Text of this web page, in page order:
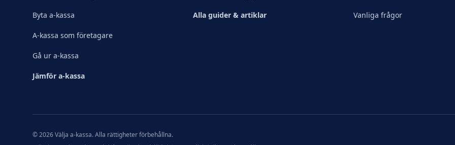
Byta a-kassa
A-kassa som företagare
Gå ur a-kassa
Jämför a-kassa
Alla guider & artiklar Vanliga frågor
©2026Välja a-kassa. Alla rättigheter förbehållna.